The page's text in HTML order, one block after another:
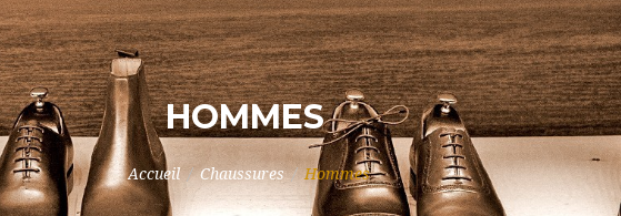
HOMMES
Accueil / Chaussures / Hommes